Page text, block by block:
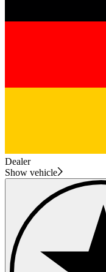
Dealer
Show vehicle